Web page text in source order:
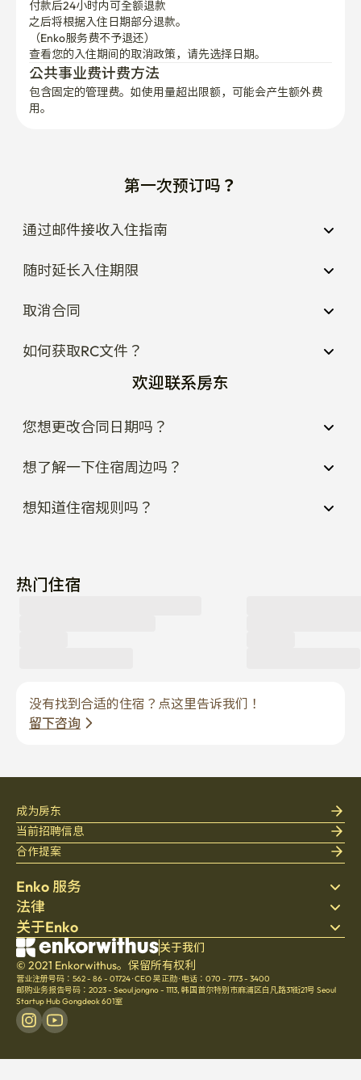
付款后24小时内可全额退款
之后将根据入住日期部分退款。
（Enko服务费不予退还）
查看您的入住期间的取消政策，请先选择日期。
公共事业费计费方法
包含固定的管理费。如使用量超出限额，可能会产生额外费
用。
第一次预订吗？
通过邮件接收入住指南
随时延长入住期限
取消合同
如何获取RC文件？
欢迎联系房东
您想更改合同日期吗？
想了解一下住宿周边吗？
想知道住宿规则吗？
热门住宿
没有找到合适的住宿？点这里告诉我们！
留下咨询
Enko 服务
搜索房源
床上用品
博客
帮助中心
法律
隐私政策
服务条款
取消与退款政策
关于Enko
公司介绍
招聘
文化
成为房东
当前招聘信息
合作提案
关于我们
© 2021 Enkorwithus。保留所有权利
营业注册号码：562 - 86 - 01724·CEO 吴正勋· 电话：070 - 7173 - 3400
邮购业务报告号码：2023 - Seoul jongno - 1113, 韩国首尔特别市麻浦区白凡路31街21号 Seoul
Startup Hub Gongdeok 601室